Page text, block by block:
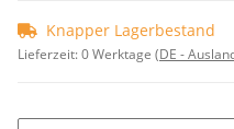
Knapper Lagerbestand
Lieferzeit:0 Werktage (DE -